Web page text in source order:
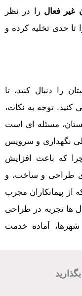
غیر فعال را در نظر
تا حدی تخلیه کرده و
را دنبال کنید، تا
کنید. توجه به نکات،
مسئله ای است
کلی نگهداری و سرویس
که باعث افزایش
طراحی و ساخت، و
از پیمانکاران مجرب
ها تجربه در طراحی
شهرها، آماده خدمت